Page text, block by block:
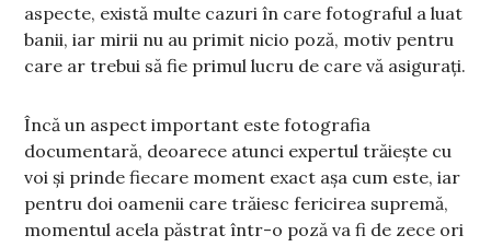
aspecte, există multe cazuri în care fotograful a luat
banii, iar mirii nu au primit nicio poză, motiv pentru
care ar trebui să fie primul lucru de care vă asigurați.
Încă un aspect important este fotografia
documentară, deoarece atunci expertul trăiește cu
voi și prinde fiecare moment exact așa cum este, iar
pentru doi oamenii care trăiesc fericirea supremă,
momentul acela păstrat într-o poză va fi de zece ori